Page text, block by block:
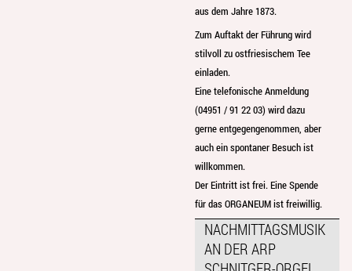
aus dem Jahre 1873.
Zum Auftakt der Führung wird
stilvoll zu ostfriesischem Tee
einladen.
Eine telefonische Anmeldung
(04951 / 91 22 03) wird dazu
gerne entgegengenommen, aber
auch ein spontaner Besuch ist
willkommen.
Der Eintritt ist frei. Eine Spende
für das ORGANEUM ist freiwillig.
NACHMITTAGSMUSIK
AN DER ARP